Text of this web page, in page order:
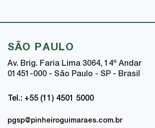
SÃO PAULO
Av. Brig. Faria Lima 3064, 14º Andar
01451-000 - São Paulo - SP - Brasil
Tel.: +55 (11) 4501 5000
pgsp@pinheiroguimaraes.com.br